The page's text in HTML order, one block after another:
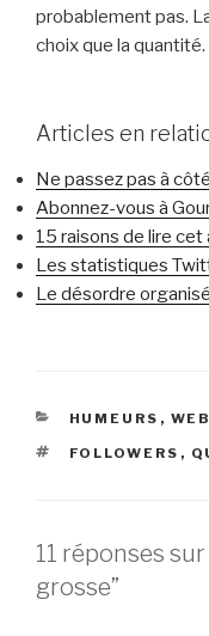
probablement pas.
choix que la quantité.
Articles en
Ne passez pas à
Abonnez-vous à
15 raisons de lire cet
Les statistiques
Le désordre organisé
CATÉGORIES
HUMEURS ,
ÉTIQUETTES
FOLLOWERS ,
11 réponses
grosse”